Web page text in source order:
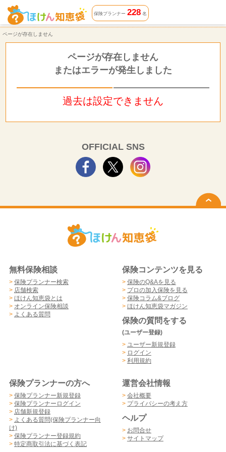
ページが存在しません | ほけん知恵袋
保険プランナー 228名
ページが存在しません
ページが存在しません
またはエラーが発生しました
過去は設定できません
OFFICIAL SNS
無料保険相談
> 保険プランナー検索
> 店舗検索
> ほけん知恵袋とは
> オンライン保険相談
> よくある質問
保険コンテンツを見る
> 保険のQ&Aを見る
> プロの加入保険を見る
> 保険コラム&ブログ
> ほけん知恵袋マガジン
保険の質問をする
(ユーザー登録)
> ユーザー新規登録
> ログイン
> 利用規約
保険プランナーの方へ
> 保険プランナー新規登録
> 保険プランナーログイン
> 店舗新規登録
> よくある質問(保険プランナー向
け)
> 保険プランナー登録規約
> 特定商取引法に基づく表記
運営会社情報
> 会社概要
> プライバシーの考え方
ヘルプ
> お問合せ
> サイトマップ